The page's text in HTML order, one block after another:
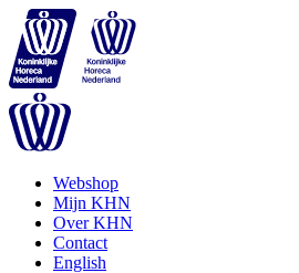
Webshop
Mijn KHN
Over KHN
Contact
English